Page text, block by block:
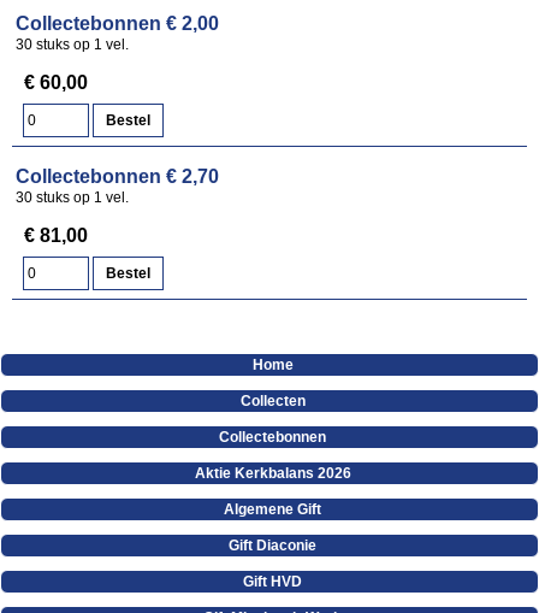
Collectebonnen € 2,00
30 stuks op 1 vel.
€ 60,00
Collectebonnen € 2,70
30 stuks op 1 vel.
€ 81,00
Home
Collecten
Collectebonnen
Aktie Kerkbalans 2026
Algemene Gift
Gift Diaconie
Gift HVD